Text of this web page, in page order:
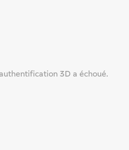
3D a échoué.